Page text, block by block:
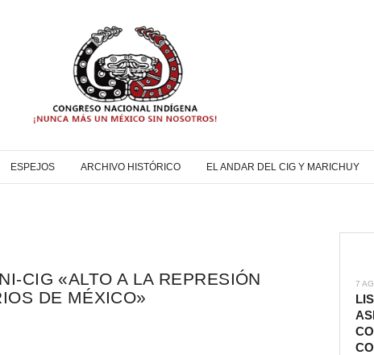
ESPEJOS ARCHIVO HISTÓRICO EL ANDAR DEL CIG Y MARICHUY
CIG «ALTO A LA REPRESIÓN
DE MÉXICO»
7